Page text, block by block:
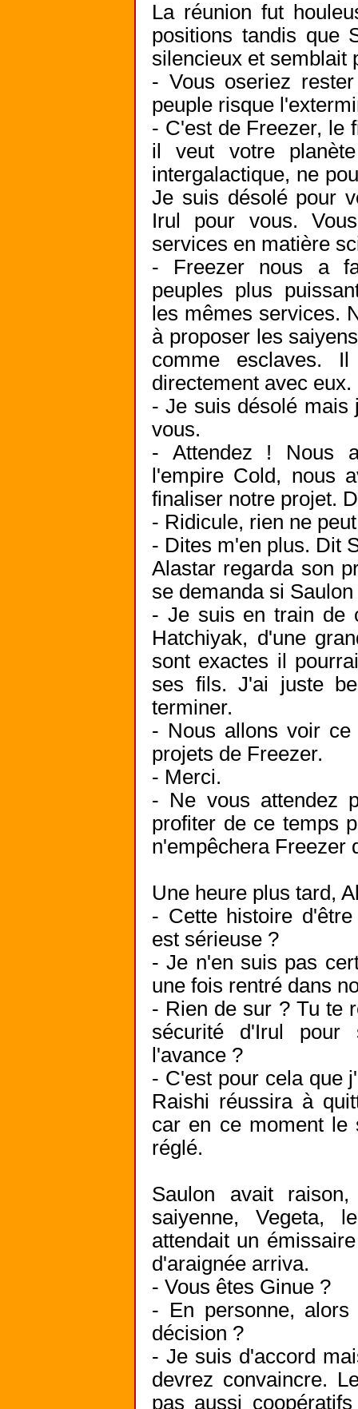
La réunion fut
positions tandis que
silencieux et semblait
- Vous oseriez
peuple risque
- C'est de Freezer, le
il veut votre
intergalactique, ne
Je suis désolé pour
Irul pour vous.
services en matière
- Freezer nous a
peuples plus
les mêmes services.
à proposer les
comme esclaves.
directement avec
- Je suis désolé mais
vous.
- Attendez ! Nous
l'empire Cold, nous
finaliser notre projet.
- Ridicule, rien ne
- Dites m'en plus. Dit
Alastar regarda son
se demanda si
- Je suis en train de
Hatchiyak, d'une
sont exactes il
ses fils. J'ai juste
terminer.
- Nous allons voir
projets de Freezer.
- Merci.
- Ne vous attendez
profiter de ce temps
n'empêchera Freezer
Une heure plus tard,
- Cette histoire
est sérieuse ?
- Je n'en suis pas
une fois rentré dans
- Rien de sur ? Tu te
sécurité d'Irul pour
l'avance ?
- C'est pour cela que
Raishi réussira à
car en ce moment le
réglé.
Saulon avait
saiyenne, Vegeta,
attendait un
d'araignée arriva.
- Vous êtes Ginue ?
- En personne,
décision ?
- Je suis d'accord
devrez convaincre.
pas aussi